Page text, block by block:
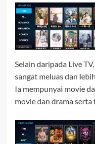
Selain daripada Live
sangat meluas dan
Ia mempunyai movie
movie dan drama